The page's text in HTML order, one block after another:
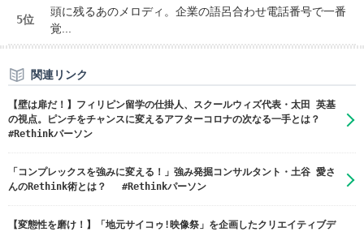
5位
頭に残るあのメロディ。企業の語呂合わせ電話番号で一番
覚...
関連リンク
【壁は扉だ！】フィリピン留学の仕掛人、スクールウィズ代表・太田 英基
の視点。ピンチをチャンスに変えるアフターコロナの次なる一手とは？
#Rethinkパーソン
「コンプレックスを強みに変える！」強み発掘コンサルタント・土谷 愛さ
んのRethink術とは？ #Rethinkパーソン
【変態性を磨け！】「地元サイコゥ!映像祭」を企画したクリエイティブデ